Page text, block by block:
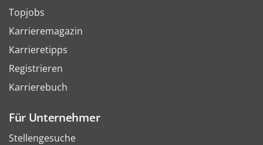
Topjobs
Karrieremagazin
Karrieretipps
Registrieren
Karrierebuch
Für Unternehmer
Stellengesuche